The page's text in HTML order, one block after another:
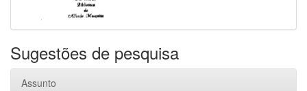
Sugestões de pesquisa
Assunto